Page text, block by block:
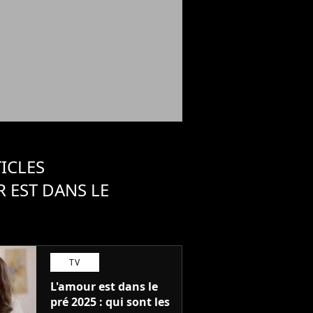
EST DANS LE
TV
L'amour est dans le
pré 2025 : qui sont les